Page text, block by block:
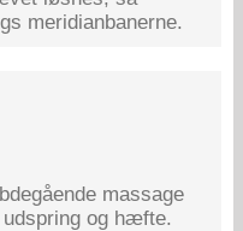
meridianbanerne.
massage
og hæfte.